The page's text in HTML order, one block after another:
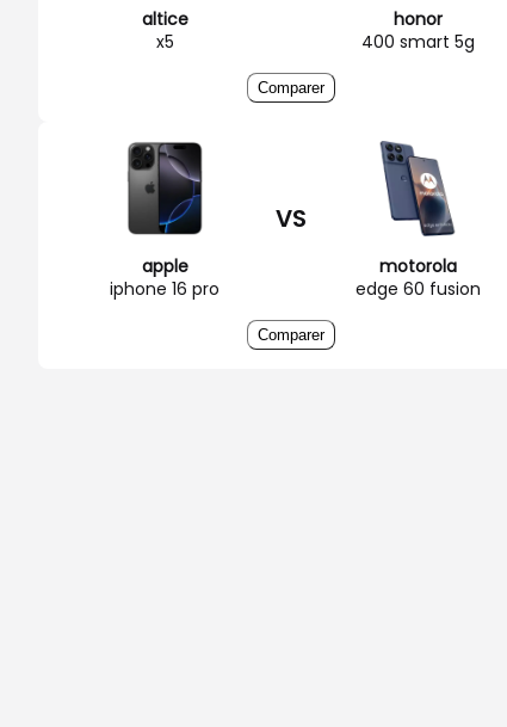
altice
x5
honor
400 smart 5g
Comparer
apple
iphone 16 pro
VS
motorola
edge 60 fusion
Comparer